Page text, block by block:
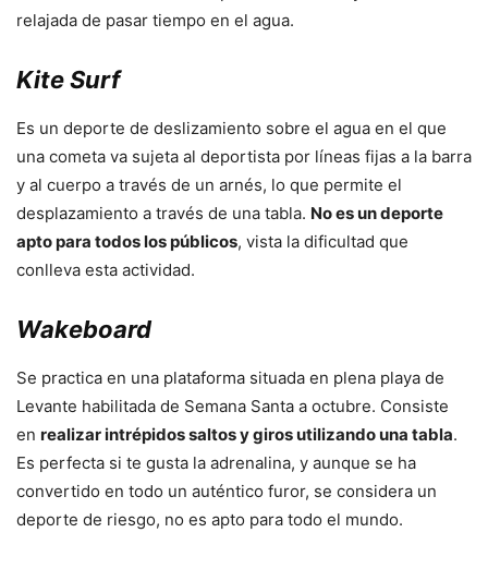
relajada de pasar tiempo en el agua.
Kite Surf
Es un deporte de deslizamiento sobre el agua en el que
una cometa va sujeta al deportista por líneas fijas a la barra
y al cuerpo a través de un arnés, lo que permite el
desplazamiento a través de una tabla. No es un deporte
apto para todos los públicos, vista la dificultad que
conlleva esta actividad.
Wakeboard
Se practica en una plataforma situada en plena playa de
Levante habilitada de Semana Santa a octubre. Consiste
en realizar intrépidos saltos y giros utilizando una tabla.
Es perfecta si te gusta la adrenalina, y aunque se ha
convertido en todo un auténtico furor, se considera un
deporte de riesgo, no es apto para todo el mundo.